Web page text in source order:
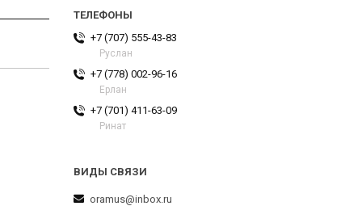
+7 (707) 555-43-83
Руслан
+7 (778) 002-96-16
Ерлан
+7 (701) 411-63-09
Ринат
oramus@inbox.ru